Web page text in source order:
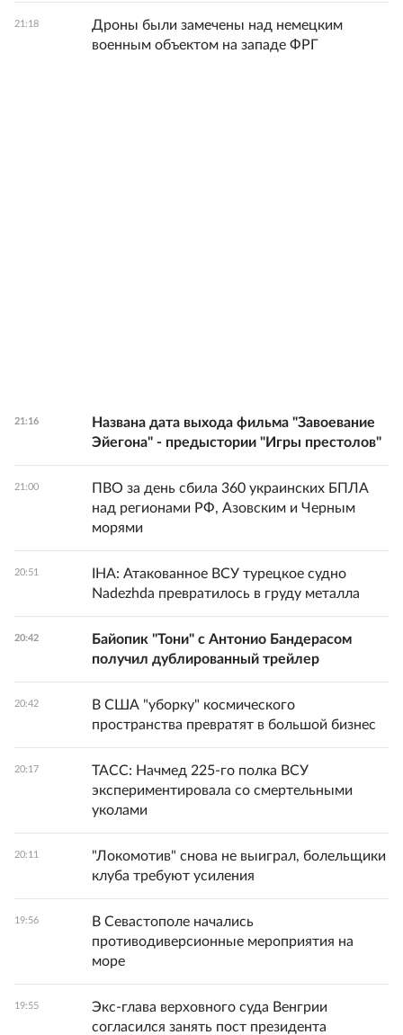
21:18
Дроны были замечены над немецким
военным объектом на западе ФРГ
21:16
Названа дата выхода фильма "Завоевание
Эйегона" - предыстории "Игры престолов"
21:00
ПВО за день сбила 360 украинских БПЛА
над регионами РФ, Азовским и Черным
морями
20:51
IHA: Атакованное ВСУ турецкое судно
Nadezhda превратилось в груду металла
20:42
Байопик "Тони" с Антонио Бандерасом
получил дублированный трейлер
20:42
В США "уборку" космического
пространства превратят в большой бизнес
20:17
ТАСС: Начмед 225-го полка ВСУ
экспериментировала со смертельными
уколами
20:11
"Локомотив" снова не выиграл, болельщики
клуба требуют усиления
19:56
В Севастополе начались
противодиверсионные мероприятия на
море
19:55
Экс-глава верховного суда Венгрии
согласился занять пост президента